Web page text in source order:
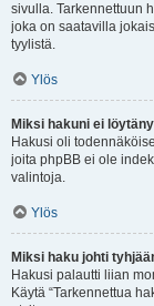
sivulla. Tarkennettuun
joka on saatavilla
tyylistä.
Ylös
Miksi hakuni ei
Hakusi oli
joita phpBB ei ole
valintoja.
Ylös
Miksi haku johti
Hakusi palautti liian
Käytä “Tarkennettua